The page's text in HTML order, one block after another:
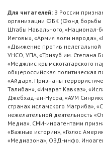
Для читателей: В России
организации ФБК (Фонд борьбы
Штабы Навального, «Национал-
Иеговы», «Армия воли народа»,
«Движение против нелегальной
УНСО, УПА, «Тризуб им. Степана
«Меджлис крымскотатарского
общероссийская политическая
«Айдар». Признаны
Талибан», «Имарат Кавказ»,
Джебхад-ан-Нусра, «АУМ
странах исламского Магриба»,
нежелательной деятельность
Медиа». СМИ-иноагентами
«Важные истории», «Голос
«Медиазона», ОВД-инфо.